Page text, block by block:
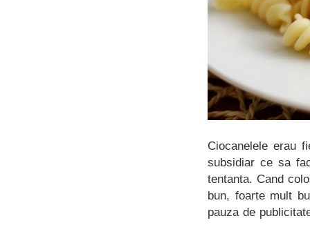
Ciocanelele erau
subsidiar ce sa
tentanta. Cand
bun, foarte mult
pauza de